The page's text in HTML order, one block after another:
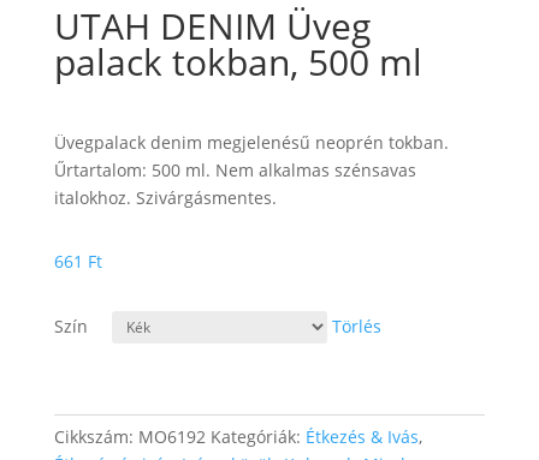
UTAH DENIM Üveg
palack tokban, 500 ml
Üvegpalack denim megjelenésű neoprén tokban.
Űrtartalom: 500 ml. Nem alkalmas szénsavas
italokhoz. Szivárgásmentes.
661 Ft
Szín Törlés
Cikkszám: MO6192 Kategóriák: Étkezés & Ivás,